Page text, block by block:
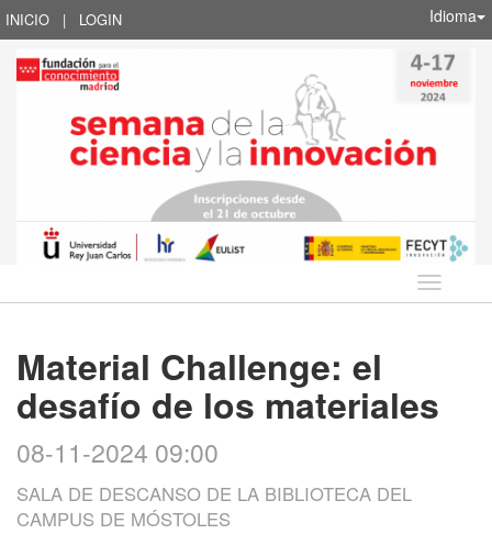
INICIO | LOGIN Idioma
Idioma
Material Challenge: el
desafío de los materiales
08-11-2024 09:00
SALA DE DESCANSO DE LA BIBLIOTECA DEL
CAMPUS DE MÓSTOLES